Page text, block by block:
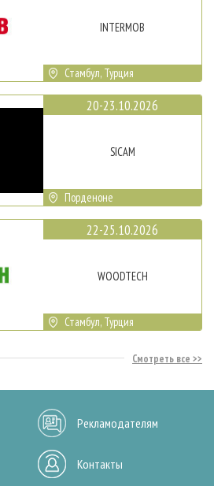
INTERMOB
Стамбул, Турция
20-23.10.2026
SICAM
Порденоне
22-25.10.2026
WOODTECH
Стамбул, Турция
Смотреть все
Рекламодателям
Контакты